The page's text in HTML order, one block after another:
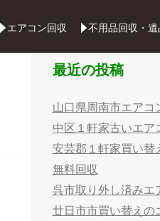
エアコン回収 不用品回収・
最近の投稿
山口県周南市エアコ
中区１軒家古いエア
安芸郡１軒家買い替
無料回収
呉市取り外し済みエ
廿日市市買い替えの